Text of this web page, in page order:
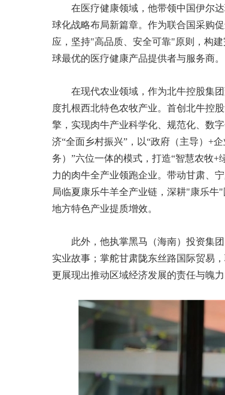
在医疗健康领域，他带领中国伊尔
球化战略布局新篇章。作为联合国采购
应，坚持"高品质、安全可靠"原则，构
球最优的医疗健康产品提供者与服务商。
在现代农业领域，作为北牛控股集
度扎根西北特色农牧产业。首创北牛控
擎，实现肉牛产业科学化、规范化、数
济“全面乡村振兴”，以“政府（主导）+
务）”六位一体的模式，打造“智慧农牧
力的肉牛全产业领跑企业。带动甘肃、
局临夏康乐牛羊全产业链，深耕"康乐牛
地方特色产业提质增效。
此外，他执掌黑马（海南）投资集
实业故事；掌舵甘肃陇东丝路国际贸易
更展现出推动区域经济发展的责任与魄力